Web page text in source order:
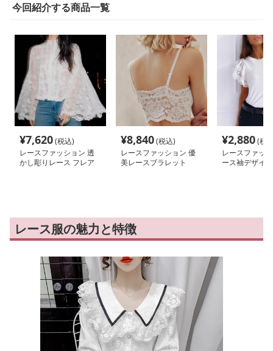
今回紹介する商品一覧
¥7,620(税込)
レースファッション 透
かし彫りレース フレア
¥8,840(税込)
レースファッション 優
美レースブラレット
¥2,880(税
レースファッ
ース袖デザイ
レース服の魅力と特徴